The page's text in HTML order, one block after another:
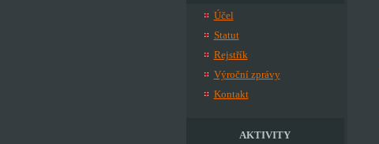
Účel
Statut
Rejstřík
Výroční zprávy
Kontakt
AKTIVITY